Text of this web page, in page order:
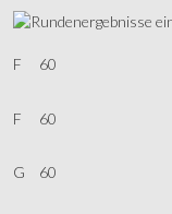
F
60
F 60
G 60